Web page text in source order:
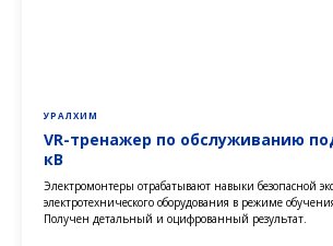
УРАЛХИМ
VR-тренажер по обслуживанию
кВ
Электромонтеры отрабатывают навыки безопасной
электротехнического оборудования в режиме
Получен детальный и оцифрованный результат.